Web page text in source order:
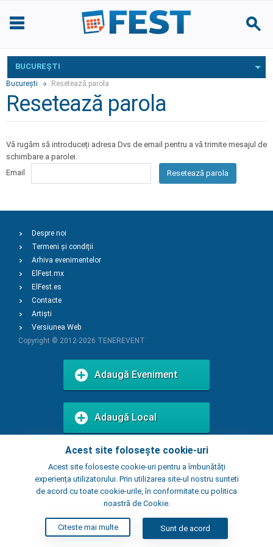
BUCUREŞTI
Bucureşti Resetează parola
Resetează parola
Vă rugăm să introduceți adresa Dvs de email pentru a vă trimite mesajul de
schimbare a parolei.
Email
Resetează parola
Acest site folosește cookie-uri
Acest site foloseste cookie-uri pentru a îmbunătăți
experiența utilizatorului. Prin utilizarea site-ul nostru sunteti
de acord cu toate cookie-urile, în conformitate cu politica
noastră de Cookie.
Citeste mai multe Sunt de acord
Despre noi
Termeni și condiții
Arhiva evenimentelor
ElFest.mx
ElFest.es
Contacte
Artiști
Versiunea Web
Copyright © 2012-2026 TENEREVENT
Adaugă Eveniment
Adaugă Local